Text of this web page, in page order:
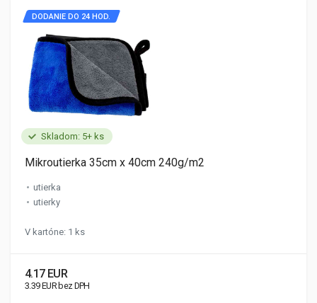
Skladom: 5+ ks
DODANIE DO 24 HOD.
Mikroutierka 35cm x 40cm 240g/m2
utierka
utierky
V kartóne: 1 ks
4.17 EUR
3.39 EUR bez DPH